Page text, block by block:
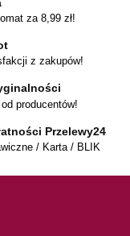
za 8,99 zł!
z zakupów!
producentów!
Przelewy24
/ Karta / BLIK